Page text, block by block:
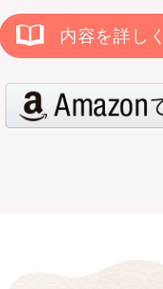
内容を詳し